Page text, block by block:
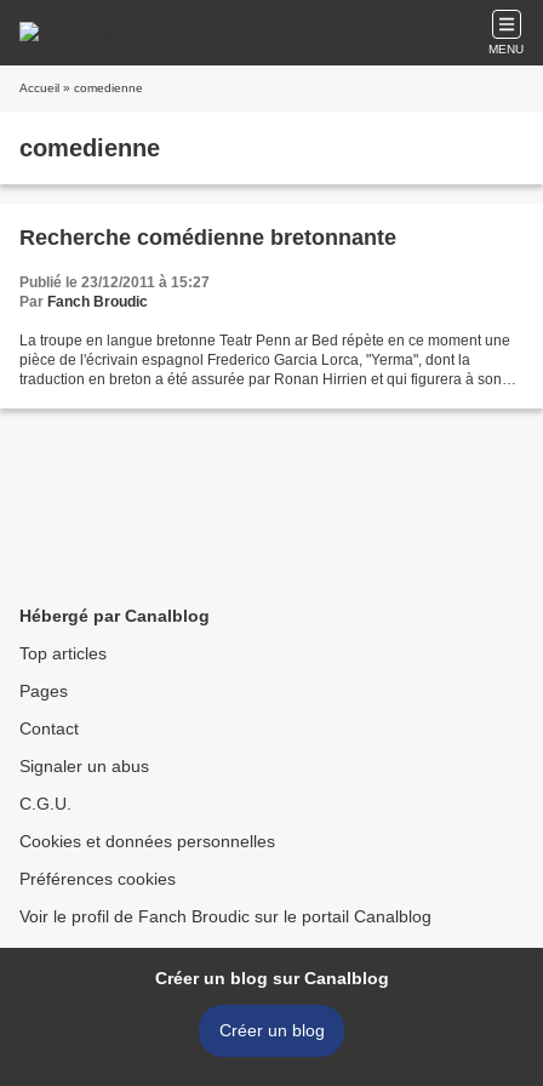
MENU
Accueil » comedienne
comedienne
Recherche comédienne bretonnante
Publié le 23/12/2011 à 15:27
Par Fanch Broudic
La troupe en langue bretonne Teatr Penn ar Bed répète en ce moment une
pièce de l'écrivain espagnol Frederico Garcia Lorca, "Yerma", dont la
traduction en breton a été assurée par Ronan Hirrien et qui figurera à son
Hébergé par Canalblog
Top articles
Pages
Contact
Signaler un abus
C.G.U.
Cookies et données personnelles
Préférences cookies
Voir le profil de Fanch Broudic sur le portail Canalblog
Créer un blog sur Canalblog
Créer un blog